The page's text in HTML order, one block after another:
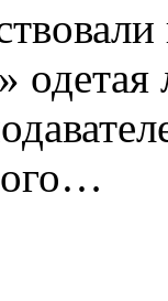
одетая